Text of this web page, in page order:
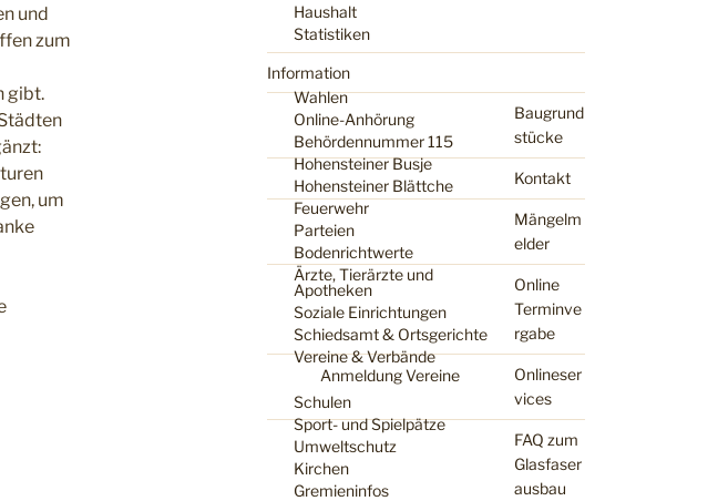
und
zum
gibt.
um
Haushalt
Statistiken
Information
Wahlen
Online-Anhörung
Behördennummer 115
Hohensteiner Busje
Hohensteiner Blättche
Feuerwehr
Parteien
Bodenrichtwerte
Ärzte, Tierärzte und
Apotheken
Soziale Einrichtungen
Schiedsamt & Ortsgerichte
Vereine & Verbände
Anmeldung Vereine
Schulen
Sport- und Spielpätze
Umweltschutz
Kirchen
Gremieninfos
Baugrund
stücke
Kontakt
Mängelm
elder
Online
Terminve
rgabe
Onlineser
vices
FAQ zum
Glasfaser
ausbau